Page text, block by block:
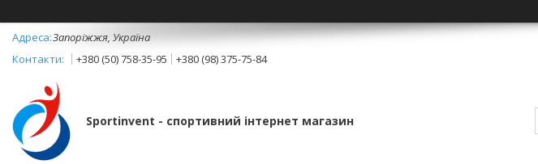
Запоріжжя, Україна
+380 (50) 758-35-95
+380 (98) 375-75-84
Sportinvent - спортивний інтернет магазин